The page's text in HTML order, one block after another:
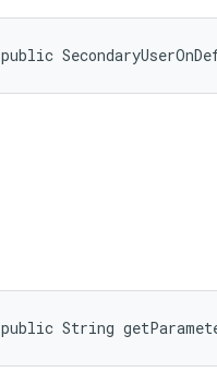
public
public String